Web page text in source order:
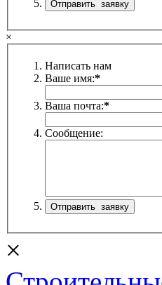
×
Написать нам
Ваше имя:*
Ваша почта:*
Сообщение:
×